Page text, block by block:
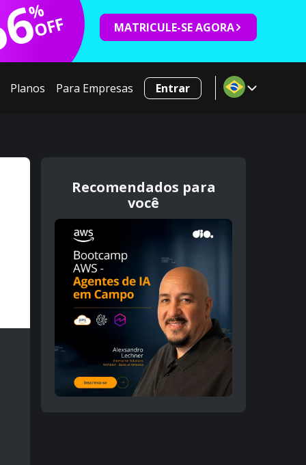
%
OFF MATRICULE-SE AGORA
Planos Para Empresas Entrar
Recomendados para
você